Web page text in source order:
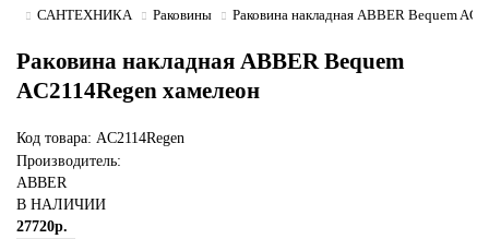
САНТЕХНИКА Раковины Раковина накладная ABBER Bequem
Раковина накладная ABBER Bequem
AC2114Regen хамелеон
Код товара: AC2114Regen
Производитель:
ABBER
В НАЛИЧИИ
27720р.